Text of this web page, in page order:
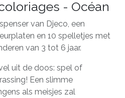
- Océan
van Djeco, een
en 10 spelletjes met
van 3 tot 6 jaar.
uit de doos: spel of
Een slimme
als meisjes zal